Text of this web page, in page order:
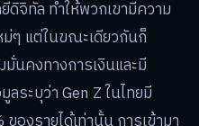
ดิจิทัล ทำให้พวกเขามีความ
ๆ แต่ในขณะเดียวกันก็
นคงทางการเงินและมี
ระบุว่า Gen Z ในไทยมี